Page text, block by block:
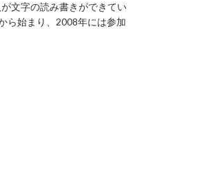
文字の読み書きができてい
ら始まり、2008年には参加